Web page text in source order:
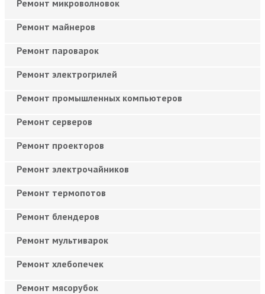
Ремонт микроволновок
Ремонт майнеров
Ремонт пароварок
Ремонт электрогрилей
Ремонт промышленных компьютеров
Ремонт серверов
Ремонт проекторов
Ремонт электрочайников
Ремонт термопотов
Ремонт блендеров
Ремонт мультиварок
Ремонт хлебопечек
Ремонт мясорубок